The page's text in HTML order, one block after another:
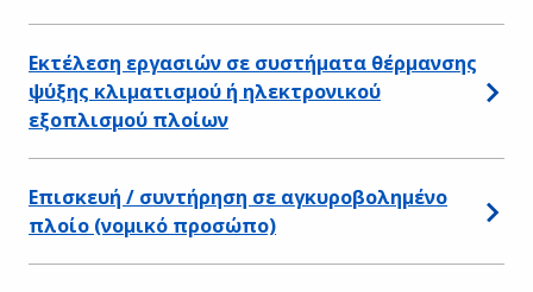
Εκτέλεση εργασιών σε συστήματα θέρμανσης
ψύξης κλιματισμού ή ηλεκτρονικού
εξοπλισμού πλοίων
Επισκευή / συντήρηση σε αγκυροβολημένο
πλοίο (νομικό προσώπο)